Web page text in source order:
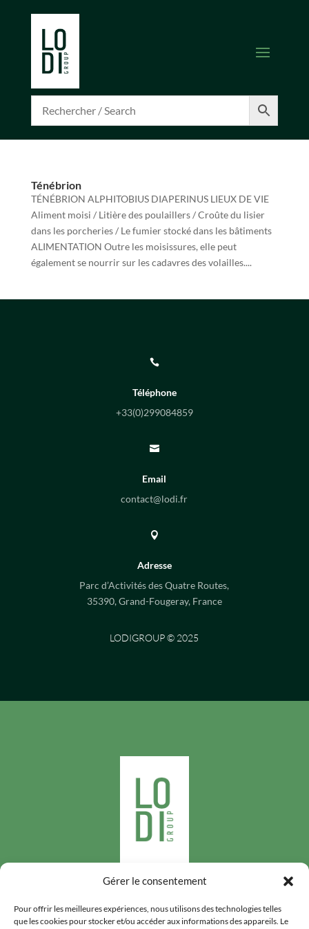
Gérer le consentement
Pour offrir les meilleures expériences, nous utilisons des technologies telles
que les cookies pour stocker et/ou accéder aux informations des appareils. Le
Ténébrion
TÉNÉBRION ALPHITOBIUS DIAPERINUS LIEUX DE VIE
Aliment moisi / Litière des poulaillers / Croûte du lisier
dans les porcheries / Le fumier stocké dans les bâtiments
ALIMENTATION Outre les moisissures, elle peut
également se nourrir sur les cadavres des volailles....

Téléphone
+33(0)299084859

Email
contact@lodi.fr

Adresse
Parc d’Activités des Quatre Routes,
35390, Grand-Fougeray, France
LODIGROUP © 2025
Suivez-nous